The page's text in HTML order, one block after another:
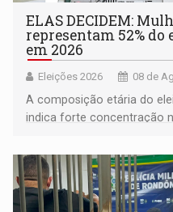
ELAS DECIDEM:
representam 52%
em 2026
Eleições 2026 08 de
A composição etária do
indica forte concentração